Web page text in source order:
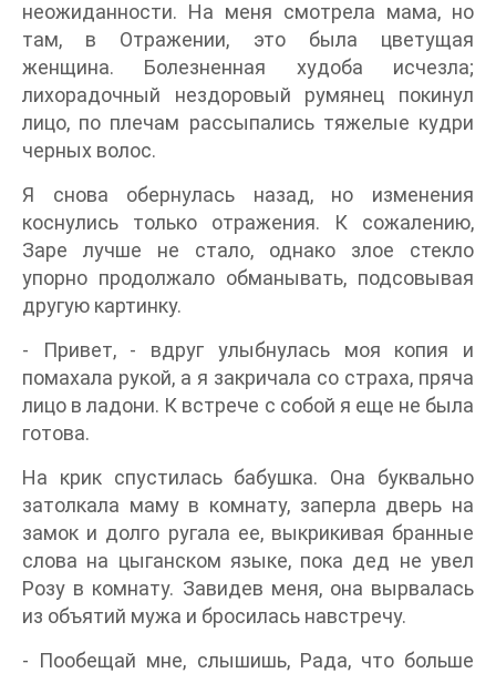
неожиданности. На меня смотрела мама, но
там, в Отражении, это была цветущая
женщина. Болезненная худоба исчезла;
лихорадочный нездоровый румянец покинул
лицо, по плечам рассыпались тяжелые кудри
черных волос.
Я снова обернулась назад, но изменения
коснулись только отражения. К сожалению,
Заре лучше не стало, однако злое стекло
упорно продолжало обманывать, подсовывая
другую картинку.
- Привет, - вдруг улыбнулась моя копия и
помахала рукой, а я закричала со страха, пряча
лицо в ладони. К встрече с собой я еще не была
готова.
На крик спустилась бабушка. Она буквально
затолкала маму в комнату, заперла дверь на
замок и долго ругала ее, выкрикивая бранные
слова на цыганском языке, пока дед не увел
Розу в комнату. Завидев меня, она вырвалась
из объятий мужа и бросилась навстречу.
- Пообещай мне, слышишь, Рада, что больше